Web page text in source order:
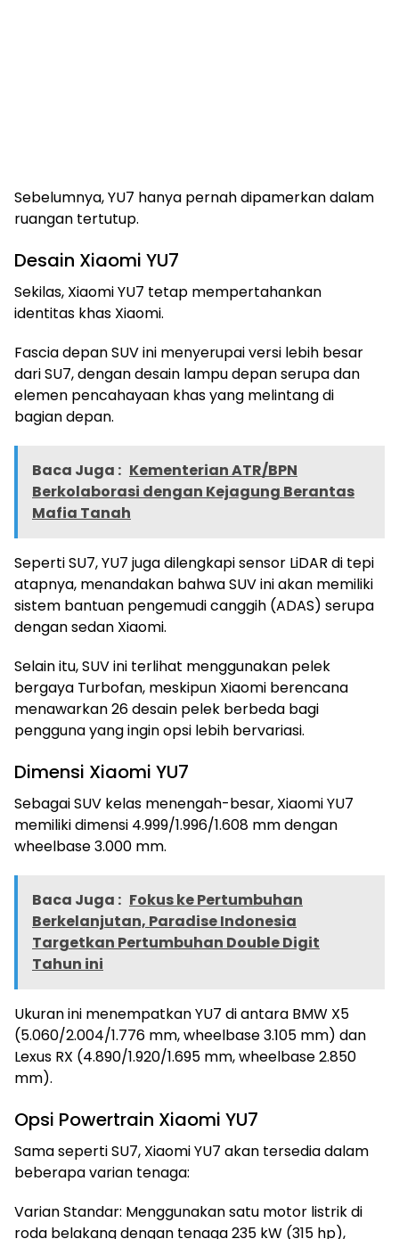
Sebelumnya, YU7 hanya pernah dipamerkan dalam
ruangan tertutup.
Desain Xiaomi YU7
Sekilas, Xiaomi YU7 tetap mempertahankan
identitas khas Xiaomi.
Fascia depan SUV ini menyerupai versi lebih besar
dari SU7, dengan desain lampu depan serupa dan
elemen pencahayaan khas yang melintang di
bagian depan.
Baca Juga : Kementerian ATR/BPN
Berkolaborasi dengan Kejagung Berantas
Mafia Tanah
Seperti SU7, YU7 juga dilengkapi sensor LiDAR di tepi
atapnya, menandakan bahwa SUV ini akan memiliki
sistem bantuan pengemudi canggih (ADAS) serupa
dengan sedan Xiaomi.
Selain itu, SUV ini terlihat menggunakan pelek
bergaya Turbofan, meskipun Xiaomi berencana
menawarkan 26 desain pelek berbeda bagi
pengguna yang ingin opsi lebih bervariasi.
Dimensi Xiaomi YU7
Sebagai SUV kelas menengah-besar, Xiaomi YU7
memiliki dimensi 4.999/1.996/1.608 mm dengan
wheelbase 3.000 mm.
Baca Juga : Fokus ke Pertumbuhan
Berkelanjutan, Paradise Indonesia
Targetkan Pertumbuhan Double Digit
Tahun ini
Ukuran ini menempatkan YU7 di antara BMW X5
(5.060/2.004/1.776 mm, wheelbase 3.105 mm) dan
Lexus RX (4.890/1.920/1.695 mm, wheelbase 2.850
mm).
Opsi Powertrain Xiaomi YU7
Sama seperti SU7, Xiaomi YU7 akan tersedia dalam
beberapa varian tenaga:
Varian Standar: Menggunakan satu motor listrik di
roda belakang dengan tenaga 235 kW (315 hp),